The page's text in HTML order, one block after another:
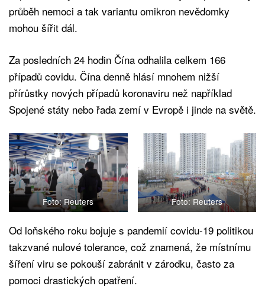
průběh nemoci a tak variantu omikron nevědomky
mohou šířit dál.
Za posledních 24 hodin Čína odhalila celkem 166
případů covidu. Čína denně hlásí mnohem nižší
přírůstky nových případů koronaviru než například
Spojené státy nebo řada zemí v Evropě i jinde na světě.
Foto: Reuters Foto: Reuters
Od loňského roku bojuje s pandemií covidu-19 politikou
takzvané nulové tolerance, což znamená, že místnímu
šíření viru se pokouší zabránit v zárodku, často za
pomoci drastických opatření.